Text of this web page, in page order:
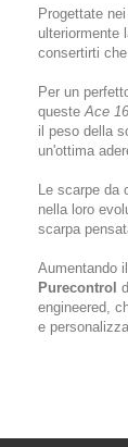
Progettate
ulteriormente
consertirti
Per un
questeAce
il peso della
un'ottima
Le scarpe da
nella loro
scarpa
Aumentando
Purecontrol
engineered,
e